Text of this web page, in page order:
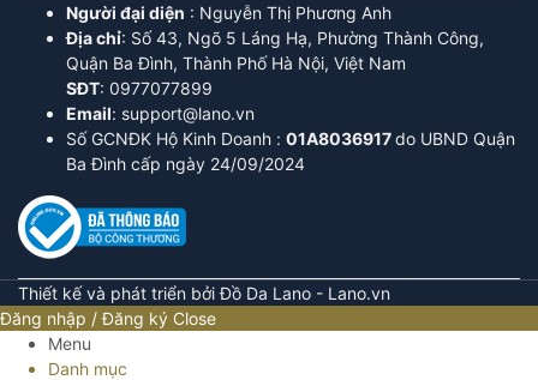
Người đại diện : Nguyễn Thị Phương Anh
Địa chỉ: Số 43, Ngõ 5 Láng Hạ, Phường Thành Công,
Quận Ba Đình, Thành Phố Hà Nội, Việt Nam
SĐT: 0977077899
Email: support@lano.vn
Số GCNĐK Hộ Kinh Doanh : 01A8036917do UBND Quận
Ba Đình cấp ngày 24/09/2024
Thiết kế và phát triển bởi Đồ Da Lano - Lano.vn
Đăng nhập / Đăng ký Close
Menu
Danh mục